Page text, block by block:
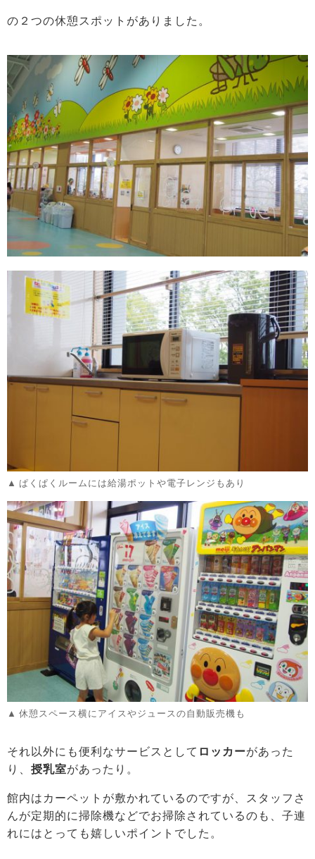
の２つの休憩スポットがありました。
ぱくぱくルームには給湯ポットや電子レンジもあり
休憩スペース横にアイスやジュースの自動販売機も
それ以外にも便利なサービスとして ロッカーがあった
り、 授乳室があったり。
館内はカーペットが敷かれているのですが、スタッフさ
んが定期的に掃除機などでお掃除されているのも、子連
れにはとっても嬉しいポイントでした。